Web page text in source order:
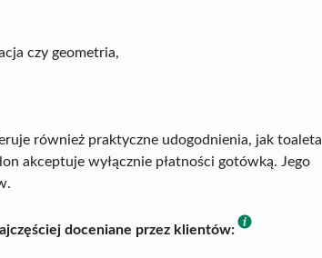
czy geometria,
również praktyczne udogodnienia, jak toaleta
akceptuje wyłącznie płatności gotówką. Jego
doceniane przez klientów: